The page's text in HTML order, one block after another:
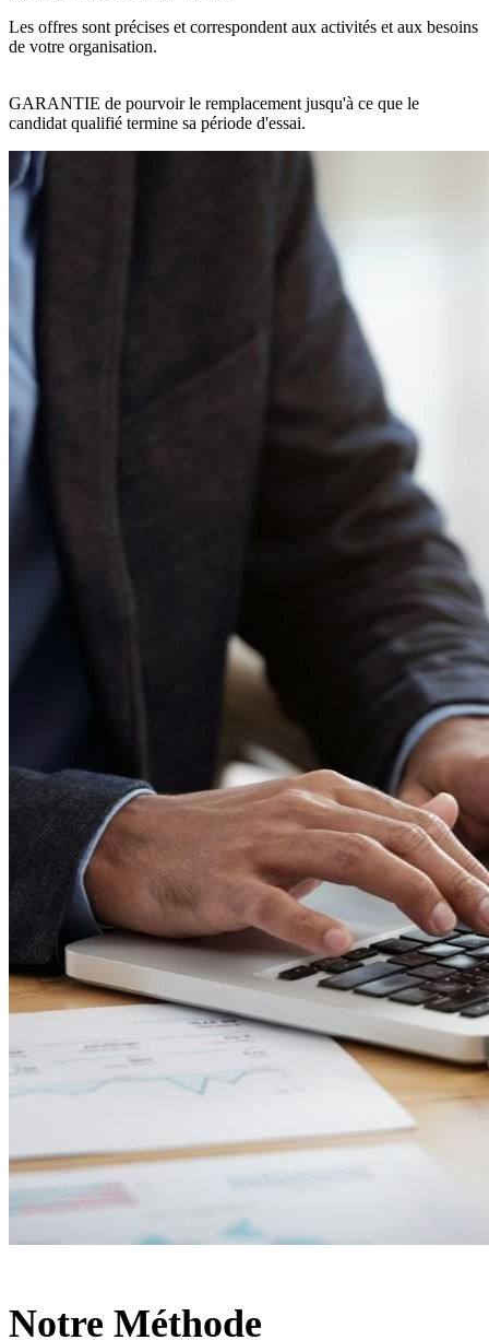
Les offres sont précises et correspondent aux activités et aux besoins
de votre organisation.
GARANTIE de pourvoir le remplacement jusqu'à ce que le
candidat qualifié termine sa période d'essai.
Notre Méthode